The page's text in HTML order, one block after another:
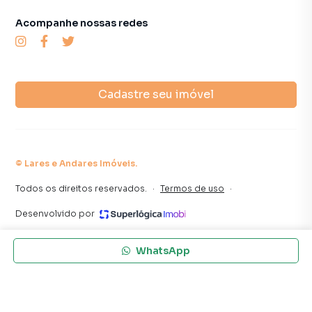
alugar seu imóvel mais rápido. Contamos também com um
time de programadores, corretores treinados e uma
WhatsApp
Cadastre seu imóvel
Acompanhe nossas redes
© Lares e Andares Imóveis.
Todos os direitos reservados. · Termos de uso ·
Desenvolvido por